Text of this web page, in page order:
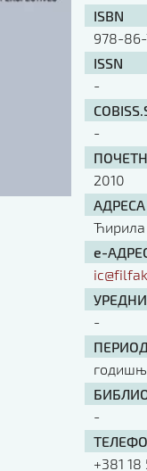
ISBN
978-86-
ISSN
-
-
2010
АДРЕСА
Ћирила
е-
-
-
+381 18